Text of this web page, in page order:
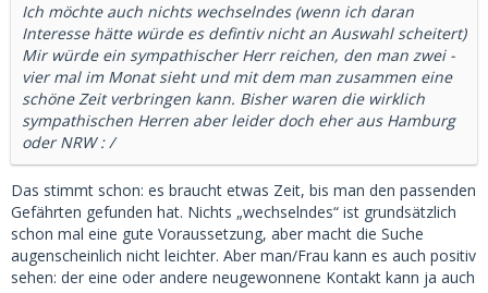
Ich möchte auch nichts wechselndes (wenn ich daran
Interesse hätte würde es defintiv nicht an Auswahl scheitert)
Mir würde ein sympathischer Herr reichen, den man zwei -
vier mal im Monat sieht und mit dem man zusammen eine
schöne Zeit verbringen kann. Bisher waren die wirklich
sympathischen Herren aber leider doch eher aus Hamburg
oder NRW : /
Das stimmt schon: es braucht etwas Zeit, bis man den passenden
Gefährten gefunden hat. Nichts „wechselndes“ ist grundsätzlich
schon mal eine gute Voraussetzung, aber macht die Suche
augenscheinlich nicht leichter. Aber man/Frau kann es auch positiv
sehen: der eine oder andere neugewonnene Kontakt kann ja auch